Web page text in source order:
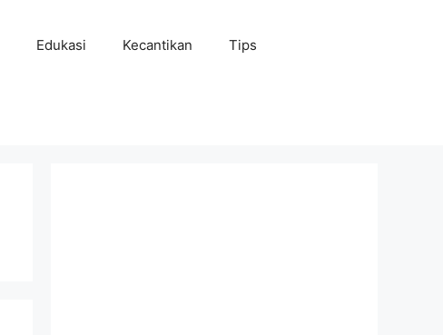
Edukasi Kecantikan Tips